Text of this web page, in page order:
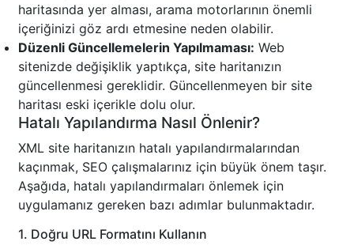
haritasında yer alması, arama motorlarının önemli
içeriğinizi göz ardı etmesine neden olabilir.
Düzenli Güncellemelerin Yapılmaması: Web
sitenizde değişiklik yaptıkça, site haritanızın
güncellenmesi gereklidir. Güncellenmeyen bir site
haritası eski içerikle dolu olur.
Hatalı Yapılandırma Nasıl Önlenir?
XML site haritanızın hatalı yapılandırmalarından
kaçınmak, SEO çalışmalarınız için büyük önem taşır.
Aşağıda, hatalı yapılandırmaları önlemek için
uygulamanız gereken bazı adımlar bulunmaktadır.
1. Doğru URL Formatını Kullanın